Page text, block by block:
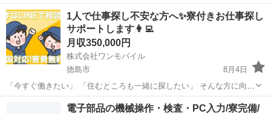
い やりがいを感じられない ↓ 転職したい そんな理由のご相談で大丈
夫です🙆 ★☆★☆★☆★☆★☆★☆ 365日対応！まずはLINE...
徳島 阿南市 物流 住み込み
1人で仕事探し不安な方へ✨寮付きお仕事探し
サポートします👩‍💻
月収350,000円
株式会社ワンモバイル
徳島市
8月4日
「今すぐ働きたい」 「住むところも一緒に探したい」 そんな方に向け
たお仕事をご紹介しています。 ◆ こんな方におすすめ ・すぐに働き
物流
電子部品の機械操作・検査・PC入力/寮完備/